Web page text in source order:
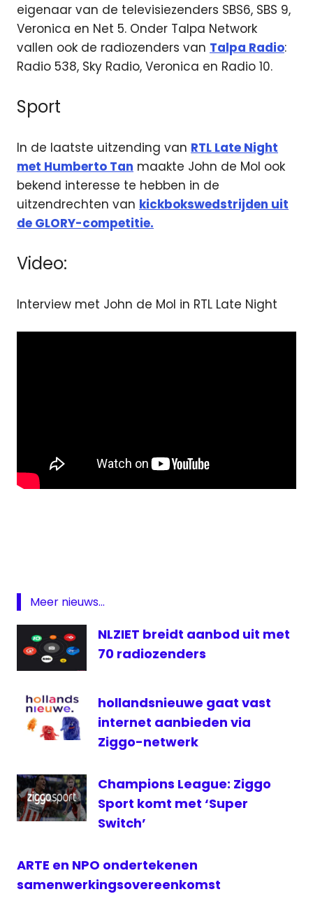
eigenaar van de televisiezenders SBS6, SBS 9,
Veronica en Net 5. Onder Talpa Network
vallen ook de radiozenders van Talpa Radio:
Radio 538, Sky Radio, Veronica en Radio 10.
Sport
In de laatste uitzending van RTL Late Night
met Humberto Tan maakte John de Mol ook
bekend interesse te hebben in de
uitzendrechten van kickbokswedstrijden uit
de GLORY-competitie.
Video:
Interview met John de Mol in RTL Late Night
samenwerking
Talpa
Network
Talpa
Radio
Talpa
Meer nieuws...
NLZIET breidt aanbod uit met
70 radiozenders
hollandsnieuwe gaat vast
internet aanbieden via
Ziggo-netwerk
Champions League: Ziggo
Sport komt met ‘Super
Switch’
ARTE en NPO ondertekenen
samenwerkingsovereenkomst